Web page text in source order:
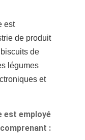
est
de produit
de
légumes
et
est employé
: